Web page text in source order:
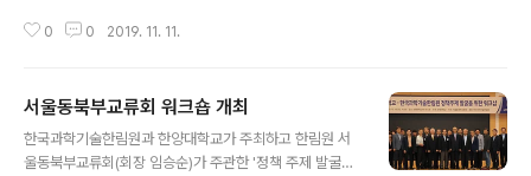
상으로 1948년 최초로 제정되어 6.25전쟁 시기 3년을 제
의 효과를 증강시키는 연구를 활발히 수행해 약학 발전에
기여햔 공로를 인정 받았다. 시상식은 지난 10월 18일 서
울시청 다목적홀에서 개최됐다.
0 0 2019. 11. 11.
서울동북부교류회 워크숍 개최
한국과학기술한림원과 한양대학교가 주최하고 한림원 서
울동북부교류회(회장 임승순)가 주관한 '정책 주제 발굴을